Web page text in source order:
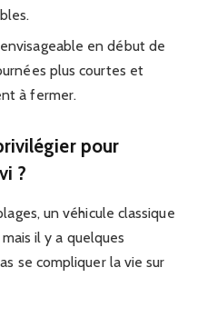
en début de
plus courtes et
à fermer.
pour
?
un véhicule classique
il y a quelques
se compliquer la vie sur